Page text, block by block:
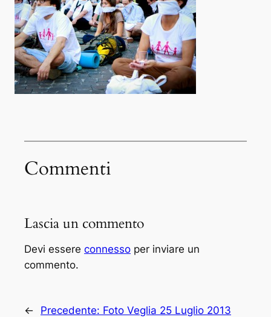
Commenti
Lascia un commento
Devi essere connesso per inviare un
commento.
← Precedente: Foto Veglia 25 Luglio 2013